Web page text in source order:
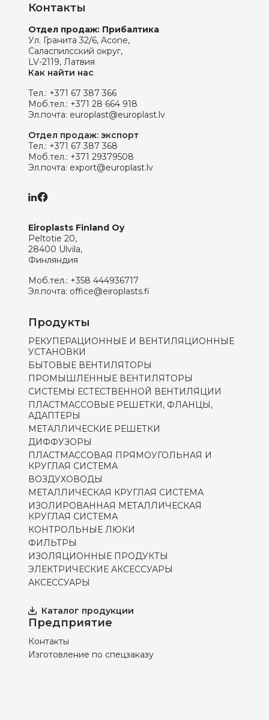
Контакты
Отдел продаж: Прибалтика
Ул. Гранита 32/6, Acone,
Саласпилсский округ,
LV-2119, Латвия
Как найти нас
Тел.: +371 67 387 366
Моб.тел.: +371 28 664 918
Эл.почта: europlast@europlast.lv
Отдел продаж: экспорт
Тел.: +371 67 387 368
Моб.тел.: +371 29379508
Эл.почта: export@europlast.lv
Eiroplasts Finland Oy
Peltotie 20,
28400 Ulvila,
Финляндия
Моб.тел.: +358 444936717
Эл.почта: office@eiroplasts.fi
Продукты
РЕКУПЕРАЦИОННЫЕ И ВЕНТИЛЯЦИОННЫЕ
УСТАНОВКИ
БЫТОВЫЕ ВЕНТИЛЯТОРЫ
ПРОМЫШЛЕННЫЕ ВЕНТИЛЯТОРЫ
СИСТЕМЫ ЕСТЕСТВЕННОЙ ВЕНТИЛЯЦИИ
ПЛАСТМАССОВЫЕ РЕШЕТКИ, ФЛАНЦЫ,
АДАПТЕРЫ
МЕТАЛЛИЧЕСКИЕ РЕШЕТКИ
ДИФФУЗОРЫ
ПЛАСТМАССОВАЯ ПРЯМОУГОЛЬНАЯ И
КРУГЛАЯ СИСТЕМА
ВОЗДУХОВОДЫ
МЕТАЛЛИЧЕСКАЯ КРУГЛАЯ СИСТЕМА
ИЗОЛИРОВАННАЯ МЕТАЛЛИЧЕСКАЯ
КРУГЛАЯ СИСТЕМА
КОНТРОЛЬНЫЕ ЛЮКИ
ФИЛЬТРЫ
ИЗОЛЯЦИОННЫЕ ПРОДУКТЫ
ЭЛЕКТРИЧЕСКИЕ АКСЕССУАРЫ
АКСЕССУАРЫ
Каталог продукции
Предприятие
Контакты
Изготовление по спецзаказу